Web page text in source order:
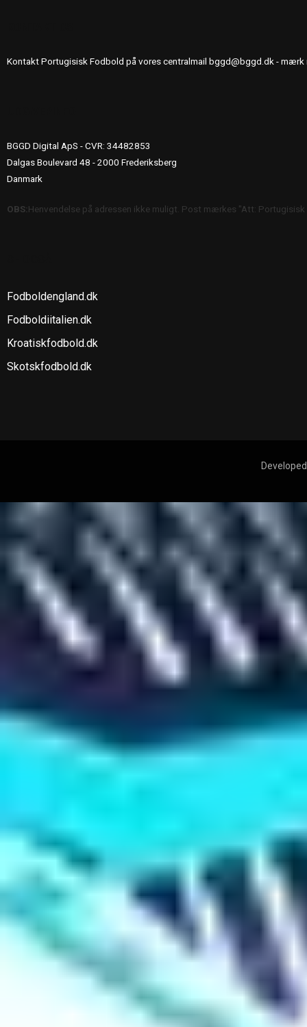
Kontakt Portugisisk Fodbold på vores centralmail bggd@bggd.dk - mærk
BGGD Digital ApS - CVR: 34482853
Dalgas Boulevard 48 - 2000 Frederiksberg
Danmark
OBS:Henvendelse på adressen ikke muligt. Post mærkes "Att:
Fodboldengland.dk
Fodboldiitalien.dk
Kroatiskfodbold.dk
Skotskfodbold.dk